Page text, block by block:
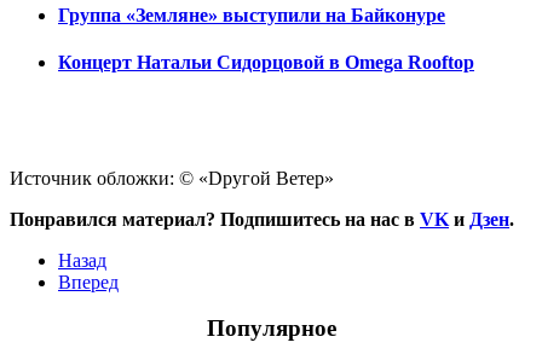
Группа «Земляне» выступили на Байконуре
Концерт Натальи Сидорцовой в Omega Rooftop
Источник обложки: © «Dругой Ветер»
Понравился материал? Подпишитесь на нас в VK и Дзен.
Назад
Вперед
Популярное